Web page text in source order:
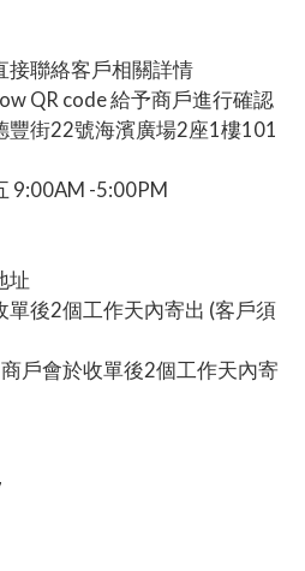
接聯絡客戶相關詳情
QR code 給予商戶進行確認
豐街22號海濱廣場2座1樓101
9:00AM -5:00PM
址
單後2個工作天內寄出 (客戶須
戶會於收單後2個工作天內寄